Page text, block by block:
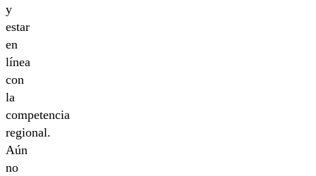
y
estar
en
línea
con
la
competencia
regional.
Aún
no